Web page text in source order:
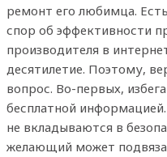
ремонт его любимца.
спор об эффективности
производителя в
десятилетие. Поэтому,
вопрос. Во-первых,
бесплатной
не вкладываются в
желающий может